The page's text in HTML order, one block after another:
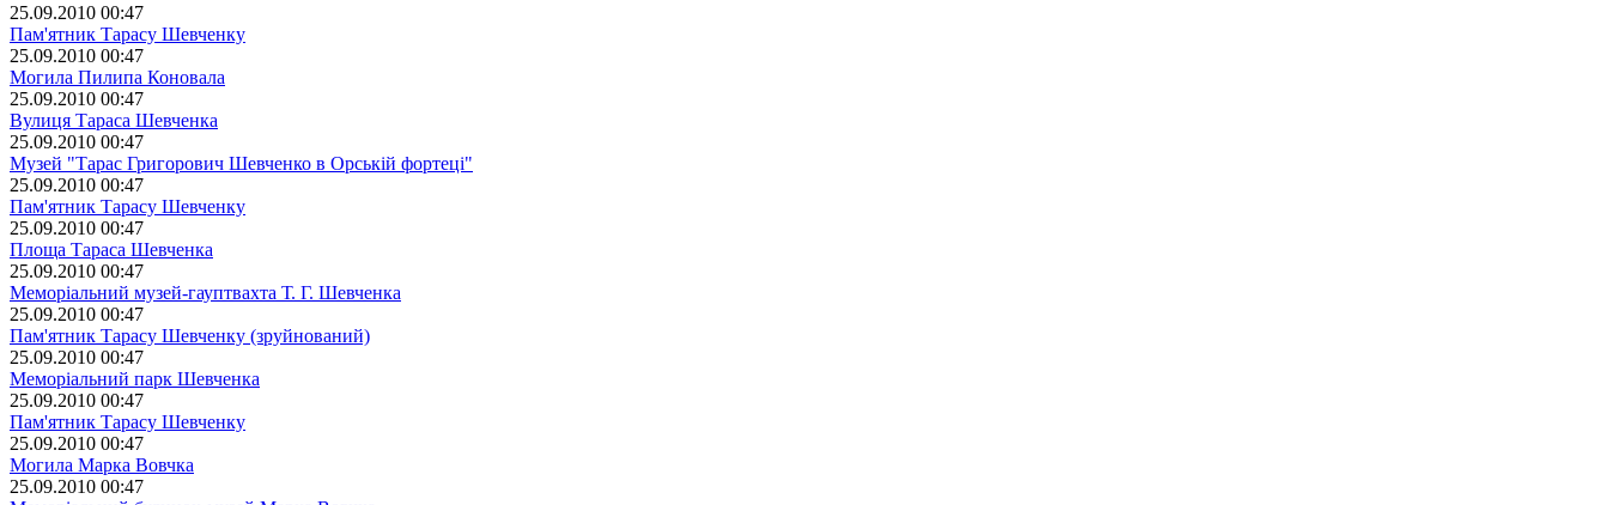
25.09.2010 00:47
Пам'ятник Тарасу Шевченку
25.09.2010 00:47
Могила Пилипа Коновала
25.09.2010 00:47
Вулиця Тараса Шевченка
25.09.2010 00:47
Музей "Тарас Григорович Шевченко в Орській фортеці"
25.09.2010 00:47
Пам'ятник Тарасу Шевченку
25.09.2010 00:47
Площа Тараса Шевченка
25.09.2010 00:47
Меморіальний музей-гауптвахта Т. Г. Шевченка
25.09.2010 00:47
Пам'ятник Тарасу Шевченку (зруйнований)
25.09.2010 00:47
Меморіальний парк Шевченка
25.09.2010 00:47
Пам'ятник Тарасу Шевченку
25.09.2010 00:47
Могила Марка Вовчка
25.09.2010 00:47